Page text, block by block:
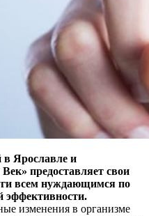
Ярославле и
Век» предоставляет свои
всем нуждающимся по
эффективности.
изменения в организме